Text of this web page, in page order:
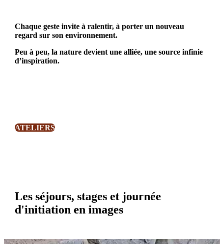
Chaque geste invite à ralentir, à porter un nouveau
regard sur son environnement.
Peu à peu, la nature devient une alliée, une source infinie
d’inspiration.
ATELIERS
Les séjours, stages et journée
d'initiation en images